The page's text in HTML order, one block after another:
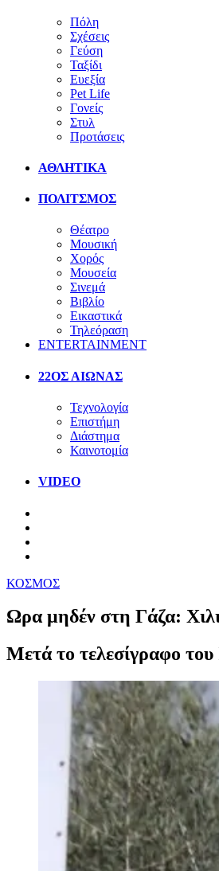
Πόλη
Σχέσεις
Γεύση
Ταξίδι
Ευεξία
Pet Life
Γονείς
Στυλ
Προτάσεις
ΑΘΛΗΤΙΚΑ
ΠΟΛΙΤΣΜΟΣ
Θέατρο
Μουσική
Χορός
Μουσεία
Σινεμά
Βιβλίο
Εικαστικά
Τηλεόραση
ENTERTAINMENT
22ΟΣ ΑΙΩΝΑΣ
Τεχνολογία
Επιστήμη
Διάστημα
Καινοτομία
VIDEO
ΚΟΣΜΟΣ
Ωρα μηδέν στη Γάζα:
Μετά το τελεσίγραφο